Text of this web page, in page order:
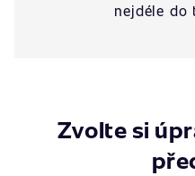
nejdéle do
Zvolte si